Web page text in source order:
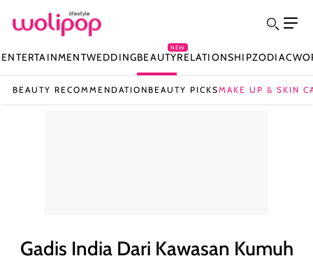
ENTERTAINMENTWEDDINGBEAUTY
NEW
RELATIONSHIPZODIAC
BEAUTY RECOMMENDATION BEAUTY PICKSMAKE UP & SKIN
Gadis India Dari Kawasan Kumuh